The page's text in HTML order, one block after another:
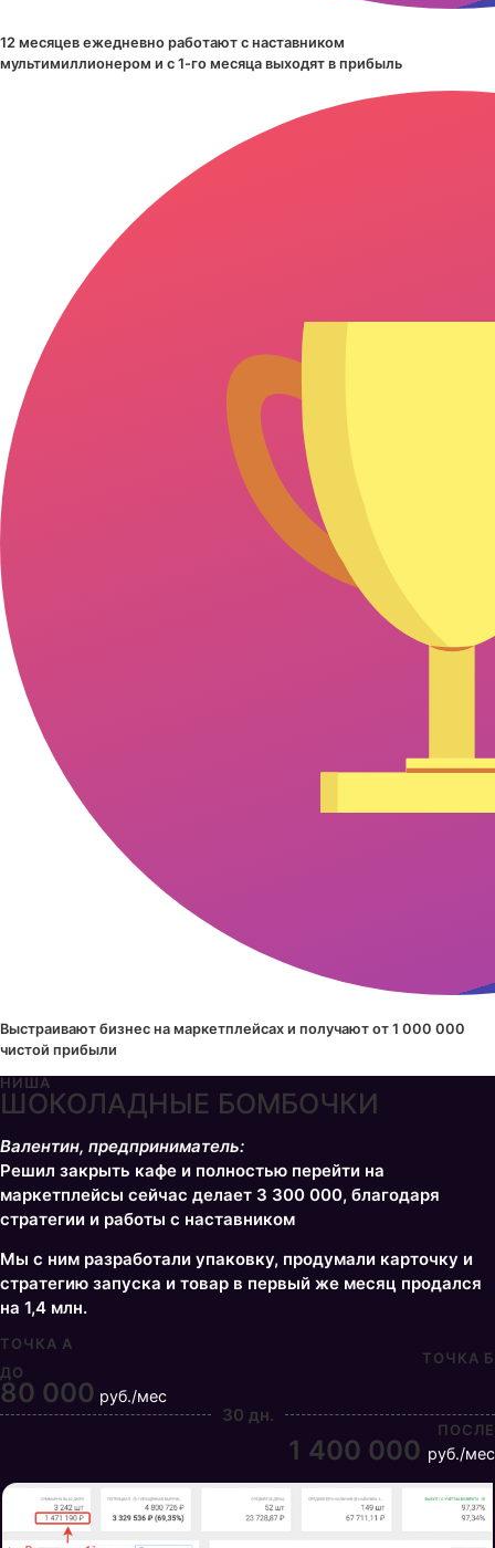
12 месяцев ежедневно работают с наставником
мультимиллионером и с 1-го месяца выходят в прибыль
Выстраивают бизнес на маркетплейсах и получают от 1 000 000
чистой прибыли
НИША
ШОКОЛАДНЫЕ БОМБОЧКИ
Валентин, предприниматель:
Решил закрыть кафе и полностью перейти на
маркетплейсы сейчас делает 3 300 000, благодаря
стратегии и работы с наставником
Мы с ним разработали упаковку, продумали карточку и
стратегию запуска и товар в первый же месяц продался
на 1,4 млн.
ТОЧКА А
ТОЧКА Б
ДО
80 000 руб./мес
30 дн.
ПОСЛЕ
1 400 000 руб./мес